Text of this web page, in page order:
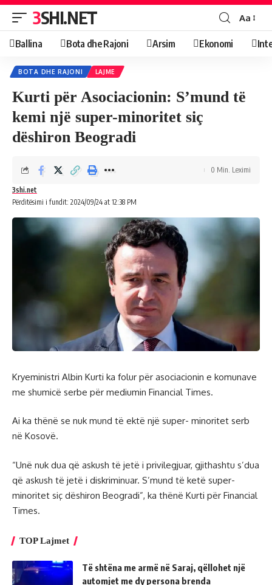
3SHI.NET Aa
Ballina Bota dhe Rajoni Arsim Ekonomi
BOTA DHE RAJONI LAJME
Kurti për Asociacionin: S’mund të
kemi një super-minoritet siç
dëshiron Beogradi
Përditësimi i fundit: 2024/09/24 at 12:38 PM
3shi.net
0 Min. Leximi
Kryeministri Albin Kurti ka folur për asociacionin e komunave
me shumicë serbe për mediumin Financial Times.
Ai ka thënë se nuk mund të ektë një super- minoritet serb
në Kosovë.
“Unë nuk dua që askush të jetë i privilegjuar, gjithashtu s’dua
që askush të jetë i diskriminuar. S’mund të ketë super-
minoritet siç dëshiron Beogradi”, ka thënë Kurti për Financial
Times.
TOP Lajmet
Të shtëna me armë në Saraj, qëllohet një
automjet me dy persona brenda